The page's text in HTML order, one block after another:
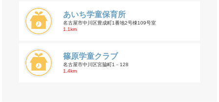
あいち学童保育所
名古屋市中川区豊成町1番地2号棟109号室
1.1km
篠原学童クラブ
名古屋市中川区宮脇町1－128
1.4km